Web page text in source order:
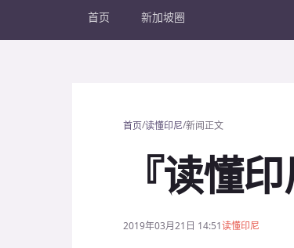
首页 新加坡圈
首页/读懂印尼/新闻正文
『读懂
2019年03月21日 14:51读懂印尼